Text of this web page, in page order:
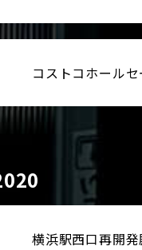
コストコホール
横浜駅西口再開発